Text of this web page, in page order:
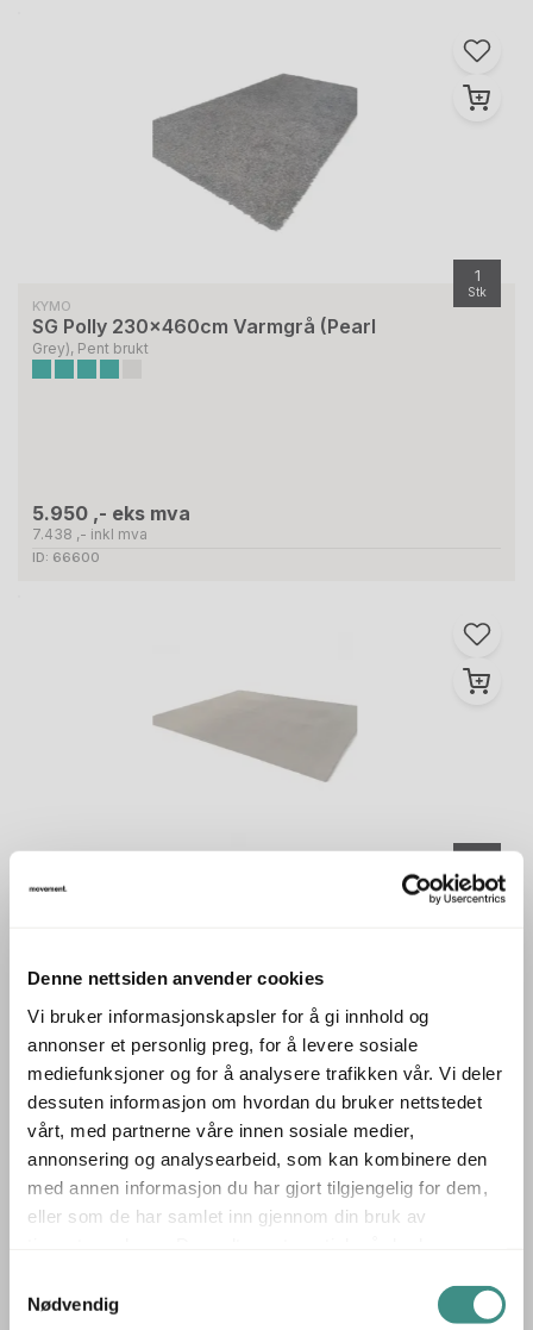
Denne nettsiden anvender cookies
Vi bruker informasjonskapsler for å gi innhold og
annonser et personlig preg, for å levere sosiale
mediefunksjoner og for å analysere trafikken vår. Vi deler
dessuten informasjon om hvordan du bruker nettstedet
vårt, med partnerne våre innen sosiale medier,
annonsering og analysearbeid, som kan kombinere den
med annen informasjon du har gjort tilgjengelig for dem,
eller som de har samlet inn gjennom din bruk av
Nødvendig
1
Stk
KYMO
SG Polly 230x460cm Varmgrå (Pearl
Grey), Pent brukt
5.950 ,- eks mva
7.438 ,- inkl mva
ID: 66600
1
Stk
KVADRAT
5.950 ,- eks mva
7.438 ,- inkl mva
ID: 65584